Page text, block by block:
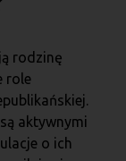
rodzinę
role
aktywnymi
o ich